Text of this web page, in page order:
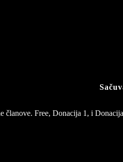
članove. Free, Donacija 1, i